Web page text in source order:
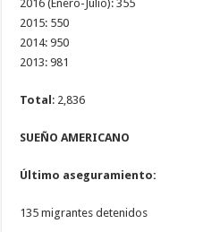
2016 (Enero-Julio): 355
2015: 550
2014: 950
2013: 981
Total : 2,836
SUEÑO AMERICANO
Último aseguramiento:
135 migrantes detenidos